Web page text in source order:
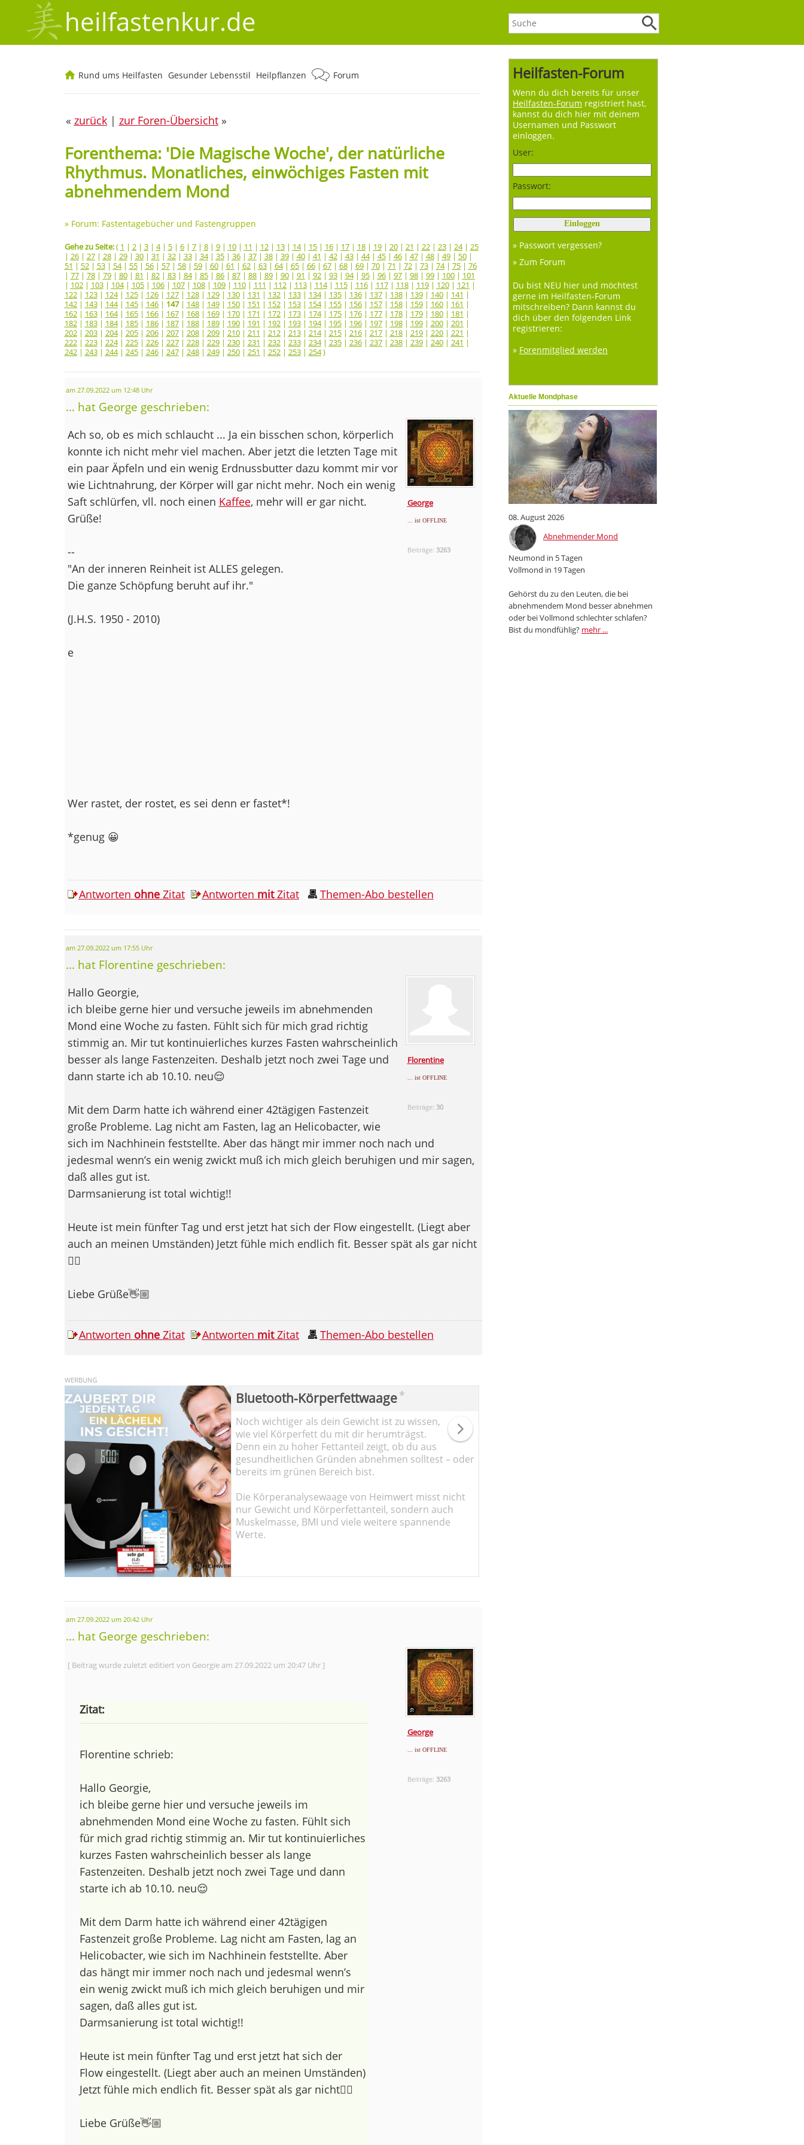
heilfastenkur.de
Heilfasten-Forum
Wenn du dich bereits für unser
Heilfasten-Forum registriert hast,
kannst du dich hier mit deinem
Usernamen und Passwort
einloggen.
User:
Passwort:
» Passwort vergessen?
» Zum Forum
Du bist NEU hier und möchtest
gerne im Heilfasten-Forum
mitschreiben? Dann kannst du
dich über den folgenden Link
registrieren:
» Forenmitglied werden
Aktuelle Mondphase
08. August 2026
Abnehmender Mond
Neumond in 5 Tagen
Vollmond in 19 Tagen
Gehörst du zu den Leuten, die bei
abnehmendem Mond besser abnehmen
oder bei Vollmond schlechter schlafen?
Bist du mondfühlig? mehr ...
Rund ums Heilfasten Gesunder Lebensstil Heilpflanzen Forum
« zurück| zur Foren-Übersicht»
Forenthema: 'Die Magische Woche', der natürliche
Rhythmus. Monatliches, einwöchiges Fasten mit
abnehmendem Mond
» Forum: Fastentagebücher und Fastengruppen
Gehe zu Seite:( 1 | 2| 3| 4| 5| 6| 7| 8| 9| 10| 11 | 12| 13| 14| 15| 16| 17| 18| 19| 20| 21 | 22| 23| 24| 25
| 26| 27| 28| 29| 30| 31 | 32| 33| 34| 35| 36| 37| 38| 39| 40| 41 | 42| 43| 44| 45| 46| 47| 48| 49| 50|
51 | 52| 53| 54| 55| 56| 57| 58| 59| 60| 61 | 62| 63| 64| 65| 66| 67| 68| 69| 70| 71 | 72| 73| 74| 75| 76
| 77| 78| 79| 80| 81 | 82| 83| 84| 85| 86| 87| 88| 89| 90| 91 | 92| 93| 94| 95| 96| 97| 98| 99| 100| 101
| 102| 103| 104| 105| 106| 107| 108| 109| 110| 111 | 112| 113| 114| 115| 116| 117| 118| 119| 120| 121 |
122| 123| 124| 125| 126| 127| 128| 129| 130| 131 | 132| 133| 134| 135| 136| 137| 138| 139| 140| 141 |
142| 143| 144| 145| 146| 147| 148| 149| 150| 151 | 152| 153| 154| 155| 156| 157| 158| 159| 160| 161 |
162| 163| 164| 165| 166| 167| 168| 169| 170| 171 | 172| 173| 174| 175| 176| 177| 178| 179| 180| 181 |
182| 183| 184| 185| 186| 187| 188| 189| 190| 191 | 192| 193| 194| 195| 196| 197| 198| 199| 200| 201 |
202| 203| 204| 205| 206| 207| 208| 209| 210| 211 | 212| 213| 214| 215| 216| 217| 218| 219| 220| 221 |
222| 223| 224| 225| 226| 227| 228| 229| 230| 231 | 232| 233| 234| 235| 236| 237| 238| 239| 240| 241 |
242| 243| 244| 245| 246| 247| 248| 249| 250| 251 | 252| 253| 254)
am 27.09.2022 um 12:48 Uhr
... hat George geschrieben:
George
... ist OFFLINE
Beiträge: 3263
Ach so, ob es mich schlaucht ... Ja ein bisschen schon, körperlich
konnte ich nicht mehr viel machen. Aber jetzt die letzten Tage mit
ein paar Äpfeln und ein wenig Erdnussbutter dazu kommt mir vor
wie Lichtnahrung, der Körper will gar nicht mehr. Noch ein wenig
Saft schlürfen, vll. noch einen Kaffee, mehr will er gar nicht.
Grüße!
--
"An der inneren Reinheit ist ALLES gelegen.
Die ganze Schöpfung beruht auf ihr."
(J.H.S. 1950 - 2010)
e
Wer rastet, der rostet, es sei denn er fastet*!
*genug 😀
Antworten ohneZitat Antworten mitZitat Themen-Abo bestellen
am 27.09.2022 um 17:55 Uhr
... hat Florentine geschrieben:
Florentine
... ist OFFLINE
Beiträge: 30
Hallo Georgie,
ich bleibe gerne hier und versuche jeweils im abnehmenden
Mond eine Woche zu fasten. Fühlt sich für mich grad richtig
stimmig an. Mir tut kontinuierliches kurzes Fasten wahrscheinlich
besser als lange Fastenzeiten. Deshalb jetzt noch zwei Tage und
dann starte ich ab 10.10. neu😌
Mit dem Darm hatte ich während einer 42tägigen Fastenzeit
große Probleme. Lag nicht am Fasten, lag an Helicobacter, wie
sich im Nachhinein feststellte. Aber das hängt mir immer noch nach und
jedesmal wenn’s ein wenig zwickt muß ich mich gleich beruhigen und mir sagen,
daß alles gut ist.
Darmsanierung ist total wichtig!!
Heute ist mein fünfter Tag und erst jetzt hat sich der Flow eingestellt. (Liegt aber
auch an meinen Umständen) Jetzt fühle mich endlich fit. Besser spät als gar nicht
👍🏼
Liebe Grüße👋🏼
Antworten ohneZitat Antworten mitZitat Themen-Abo bestellen
Bluetooth-Körperfettwaage*
Noch wichtiger als dein Gewicht ist zu wissen,
wie viel Körperfett du mit dir herumträgst.
Denn ein zu hoher Fettanteil zeigt, ob du aus
gesundheitlichen Gründen abnehmen solltest – oder
bereits im grünen Bereich bist.
Die Körperanalysewaage von Heimwert misst nicht
nur Gewicht und Körperfettanteil, sondern auch
Muskelmasse, BMI und viele weitere spannende
Werte.
am 27.09.2022 um 20:42 Uhr
... hat George geschrieben:
George
... ist OFFLINE
Beiträge: 3263
[ Beitrag wurde zuletzt editiert von Georgie am 27.09.2022 um 20:47 Uhr ]
Zitat:
Florentine schrieb:
Hallo Georgie,
ich bleibe gerne hier und versuche jeweils im
abnehmenden Mond eine Woche zu fasten. Fühlt sich
für mich grad richtig stimmig an. Mir tut kontinuierliches
kurzes Fasten wahrscheinlich besser als lange
Fastenzeiten. Deshalb jetzt noch zwei Tage und dann
starte ich ab 10.10. neu😌
Mit dem Darm hatte ich während einer 42tägigen
Fastenzeit große Probleme. Lag nicht am Fasten, lag an
Helicobacter, wie sich im Nachhinein feststellte. Aber
das hängt mir immer noch nach und jedesmal wenn’s
ein wenig zwickt muß ich mich gleich beruhigen und mir
sagen, daß alles gut ist.
Darmsanierung ist total wichtig!!
Heute ist mein fünfter Tag und erst jetzt hat sich der
Flow eingestellt. (Liegt aber auch an meinen Umständen)
Jetzt fühle mich endlich fit. Besser spät als gar nicht👍🏼
Liebe Grüße👋🏼